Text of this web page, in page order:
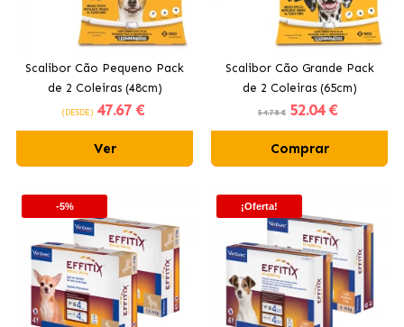
Scalibor Cão Pequeno Pack
de 2 Coleiras (48cm)
(DESDE) 47.67 €
Ver
Scalibor Cão Grande Pack
de 2 Coleiras (65cm)
54.78 € 52.04 €
Comprar
-5% ¡Oferta!